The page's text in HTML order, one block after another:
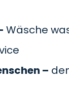
Wäsche
–